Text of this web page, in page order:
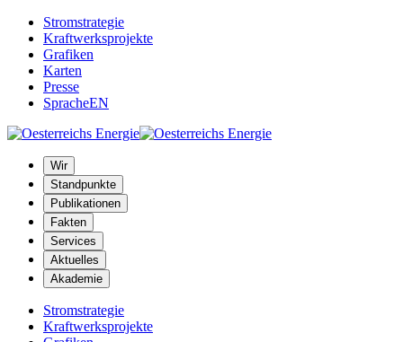
Stromstrategie
Kraftwerksprojekte
Grafiken
Karten
Presse
SpracheEN
Wir
Standpunkte
Publikationen
Fakten
Services
Aktuelles
Akademie
Stromstrategie
Kraftwerksprojekte